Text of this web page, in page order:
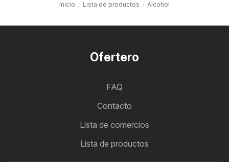
Inicio Lista de productos Alcohol
Ofertero
FAQ
Contacto
Lista de comercios
Lista de productos